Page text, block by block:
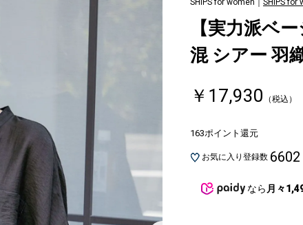
SHIPS for women｜ SHIPS for
【実力派ベ
混 シアー 羽
￥17,930
（税込）
163ポイント還元
お気に入り登録数 6602
なら 月々